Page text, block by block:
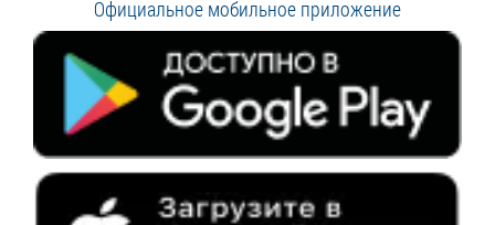
Официальное мобильное приложение